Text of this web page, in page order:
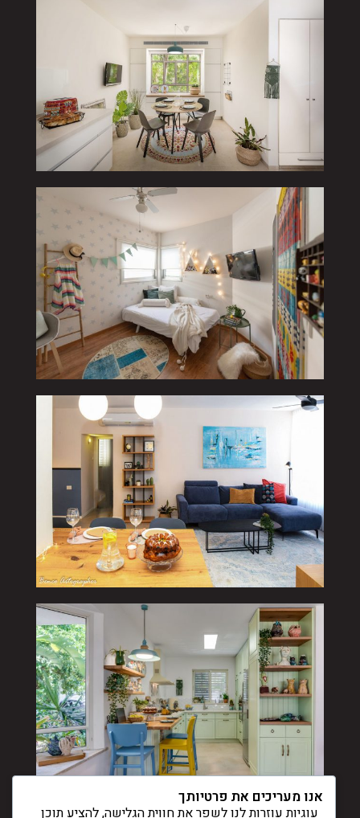
אנו מעריכים את פרטיותך
עוגיות עוזרות לנו לשפר את חווית הגלישה, להציע תוכן